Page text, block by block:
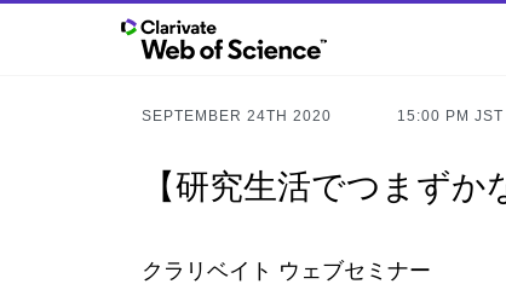
SEPTEMBER 24TH 2020 15:00 PM JST
【研究生活でつまずか
クラリベイト ウェブセミナー